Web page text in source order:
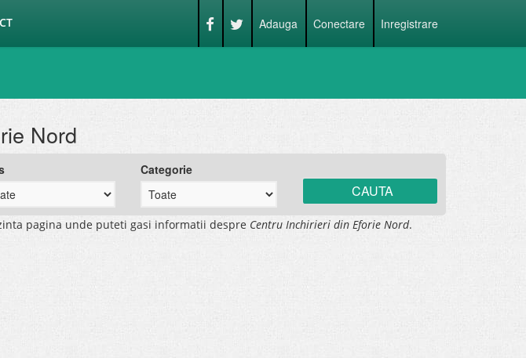
Adauga Conectare Inregistrare
Nord
Categorie
pagina unde puteti gasi informatii despre Centru Inchirieri din Eforie Nord.